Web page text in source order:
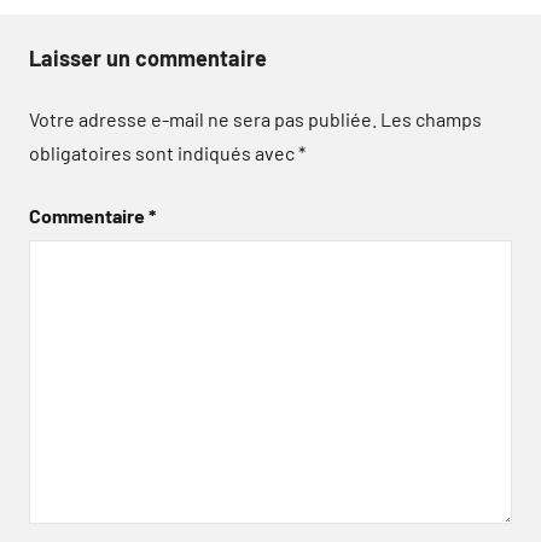
Laisser un commentaire
Votre adresse e-mail ne sera pas publiée. Les champs
obligatoires sont indiqués avec*
Commentaire*